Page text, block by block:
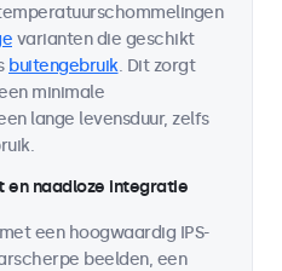
varianten die geschikt
buitengebruik. Dit zorgt
minimale
lange levensduur, zelfs
en naadloze integratie
een hoogwaardig IPS-
beelden, een